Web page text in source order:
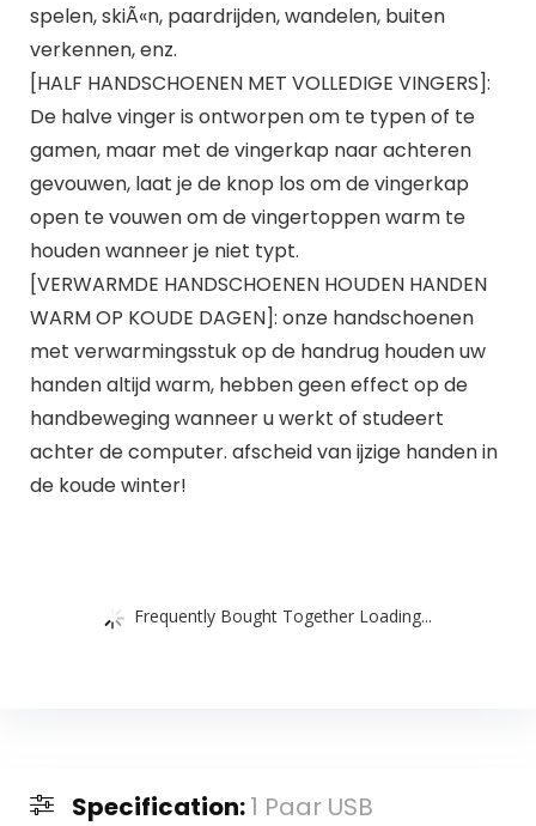
spelen, skiÃ«n, paardrijden, wandelen, buiten
verkennen, enz.
[HALF HANDSCHOENEN MET VOLLEDIGE VINGERS]:
De halve vinger is ontworpen om te typen of te
gamen, maar met de vingerkap naar achteren
gevouwen, laat je de knop los om de vingerkap
open te vouwen om de vingertoppen warm te
houden wanneer je niet typt.
[VERWARMDE HANDSCHOENEN HOUDEN HANDEN
WARM OP KOUDE DAGEN]: onze handschoenen
met verwarmingsstuk op de handrug houden uw
handen altijd warm, hebben geen effect op de
handbeweging wanneer u werkt of studeert
achter de computer. afscheid van ijzige handen in
de koude winter!
Frequently Bought Together Loading...
Specification:1 Paar USB